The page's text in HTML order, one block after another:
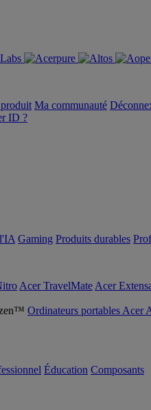
Ma communauté
ID ?
Gaming Produits durables
Acer TravelMate Acer
Ordinateurs portables
Éducation Composants